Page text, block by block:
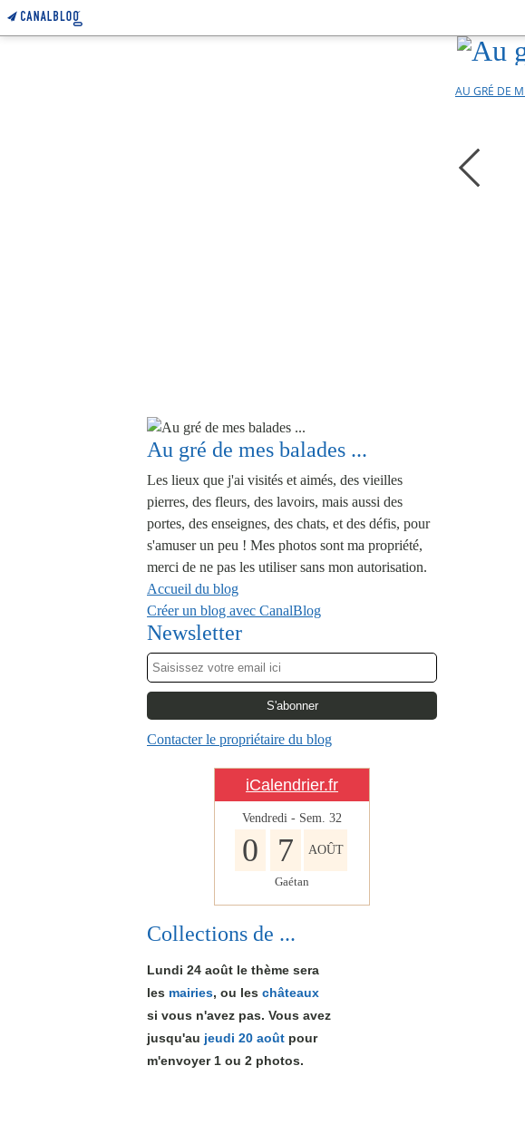
Au gré de mes balades ...
Les lieux que j'ai visités et aimés, des vieilles
pierres, des fleurs, des lavoirs, mais aussi des
portes, des enseignes, des chats, et des défis, pour
s'amuser un peu ! Mes photos sont ma propriété,
merci de ne pas les utiliser sans mon autorisation.
Accueil du blog
Créer un blog avec CanalBlog
Newsletter
Contacter le propriétaire du blog
iCalendrier.fr
Vendredi - Sem. 32
0 7 AOÛT
Gaétan
Collections de ...
Lundi 24 août le thème sera
les mairies, ou les châteaux
si vous n'avez pas. Vous avez
jusqu'au jeudi 20 août pour
m'envoyer 1 ou 2 photos.
AU GRÉ DE